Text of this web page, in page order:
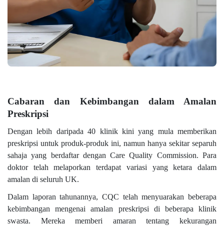
Cabaran dan Kebimbangan dalam Amalan
Preskripsi
Dengan lebih daripada 40 klinik kini yang mula memberikan
preskripsi untuk produk-produk ini, namun hanya sekitar separuh
sahaja yang berdaftar dengan Care Quality Commission. Para
doktor telah melaporkan terdapat variasi yang ketara dalam
amalan di seluruh UK.
Dalam laporan tahunannya, CQC telah menyuarakan beberapa
kebimbangan mengenai amalan preskripsi di beberapa klinik
swasta. Mereka memberi amaran tentang kekurangan